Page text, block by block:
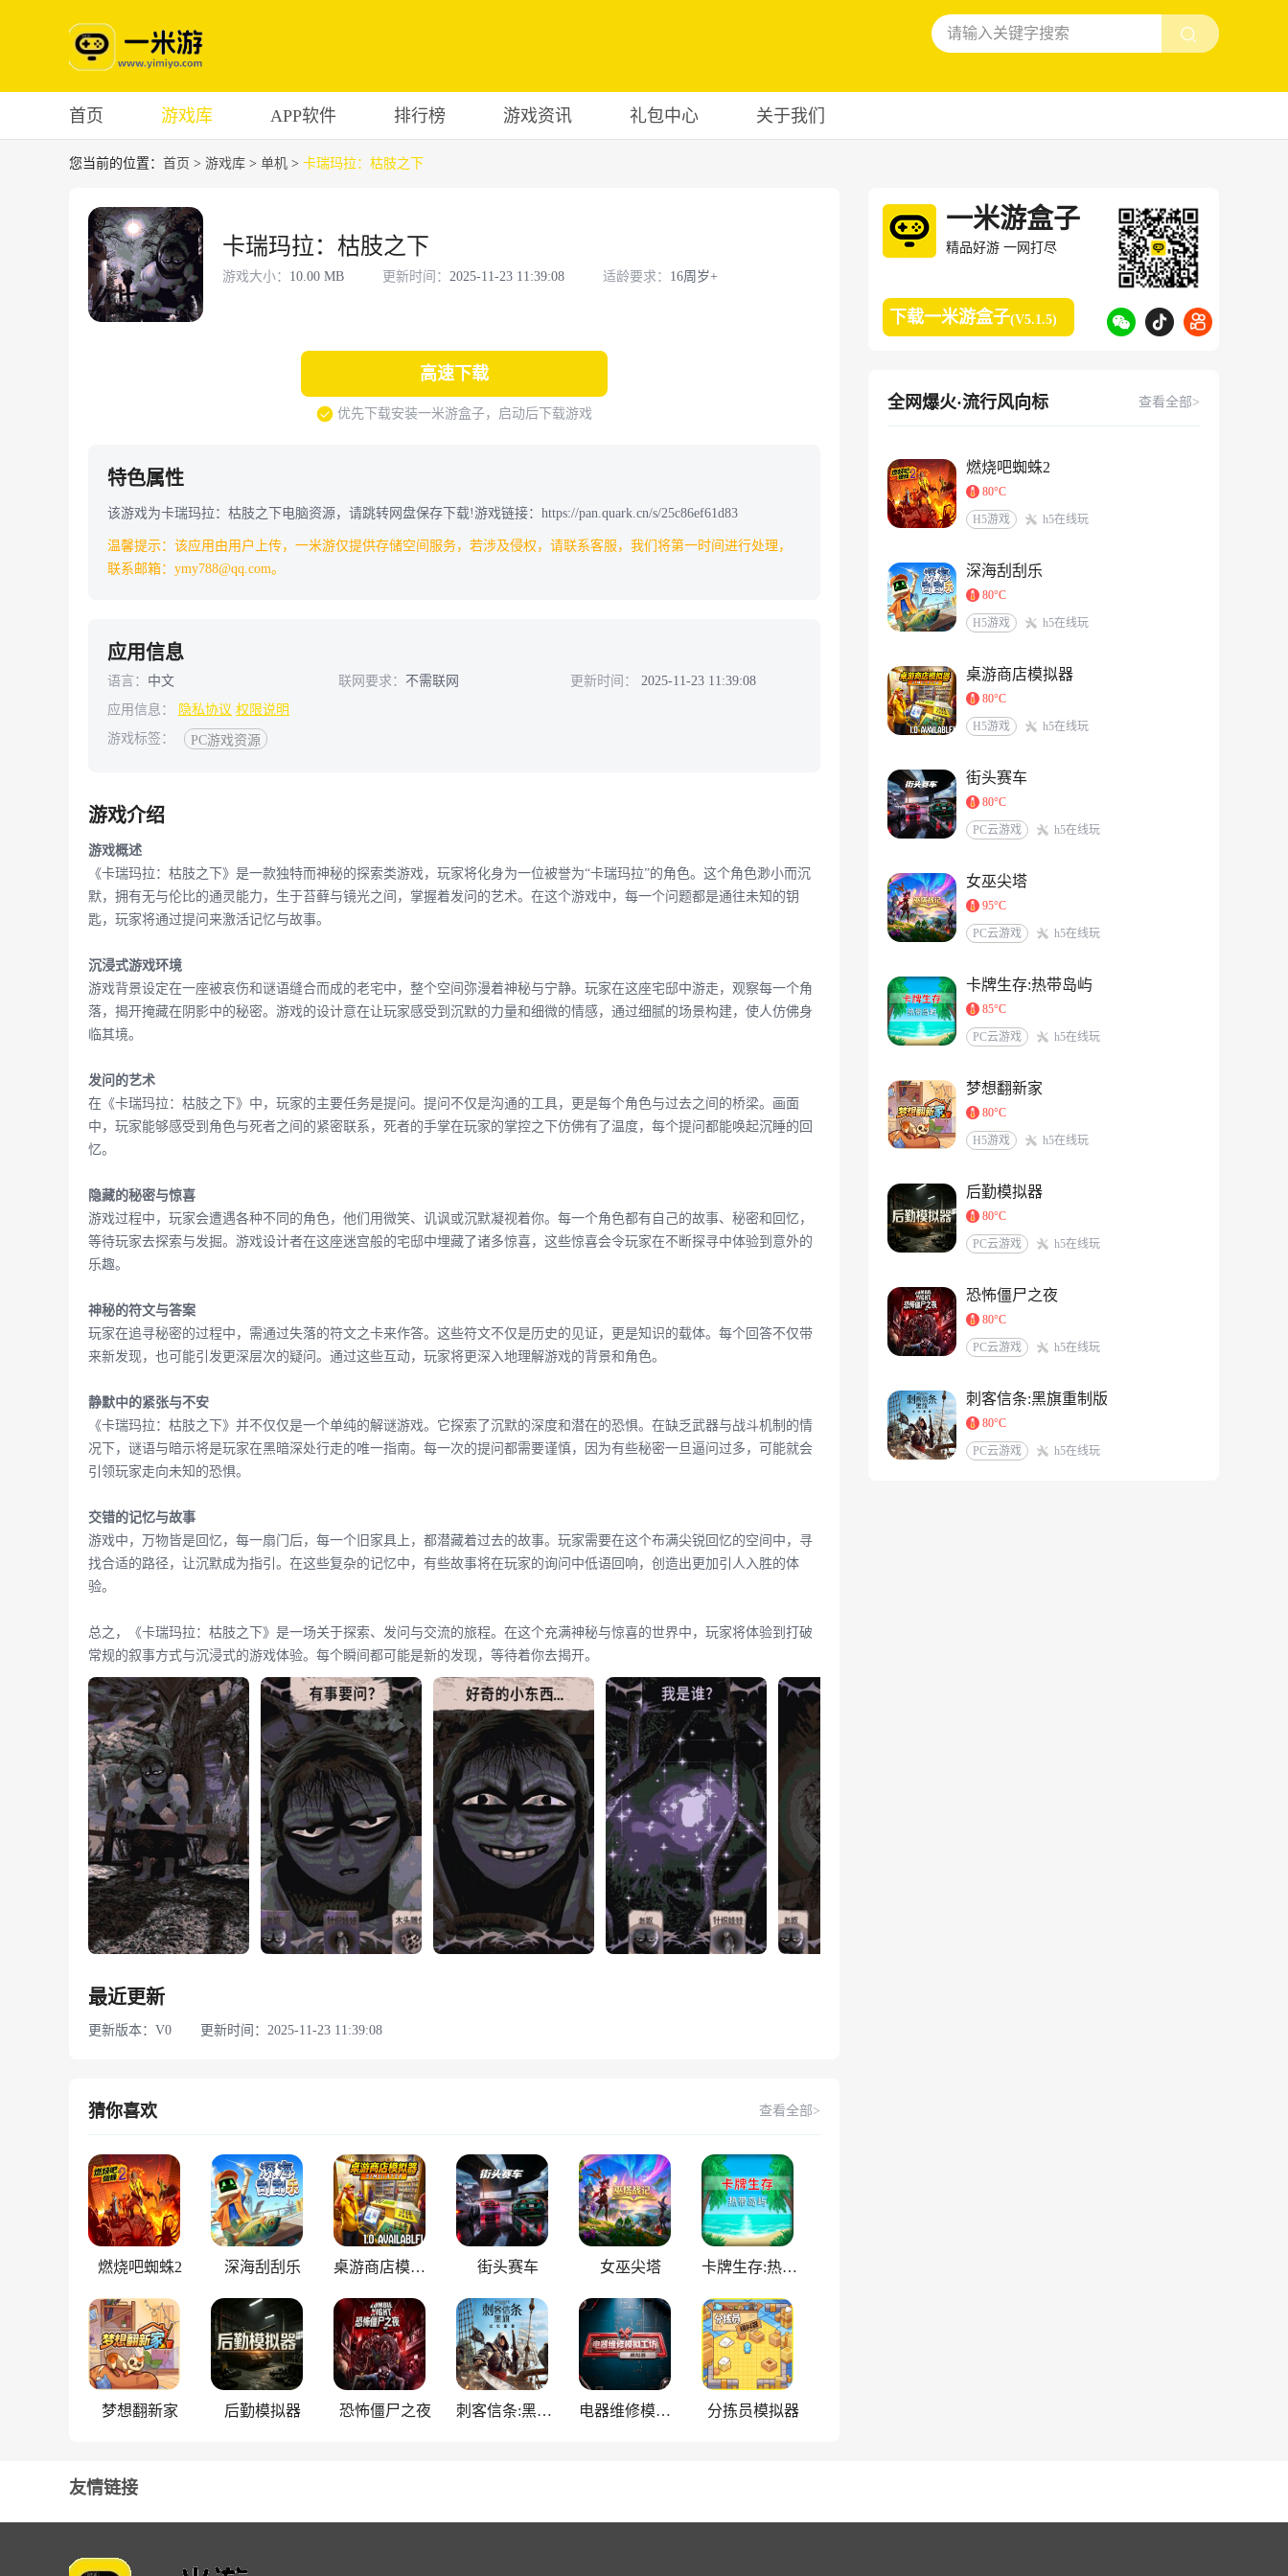
首页 游戏库 APP软件 排行榜 游戏资讯 礼包中心 关于我们
您当前的位置： 首页 > 游戏库 > 单机 > 卡瑞玛拉：枯肢之下
卡瑞玛拉：枯肢之下
游戏大小： 10.00 MB 更新时间： 2025-11-23 11:39:08 适龄要求： 16周岁+
高速下载
优先下载安装一米游盒子，启动后下载游戏
特色属性
该游戏为卡瑞玛拉：枯肢之下电脑资源，请跳转网盘保存下载!游戏链接：https://pan.quark.cn/s/25c86ef61d83
温馨提示：该应用由用户上传，一米游仅提供存储空间服务，若涉及侵权，请联系客服，我们将第一时间进行处理，
联系邮箱：ymy788@qq.com。
应用信息
语言： 中文 联网要求： 不需联网 更新时间：
2025-11-23 11:39:08
应用信息：
隐私协议 权限说明
游戏标签：
PC游戏资源
游戏介绍
游戏概述
《卡瑞玛拉：枯肢之下》是一款独特而神秘的探索类游戏，玩家将化身为一位被誉为“卡瑞玛拉”的角色。这个角色渺小而沉
默，拥有无与伦比的通灵能力，生于苔藓与镜光之间，掌握着发问的艺术。在这个游戏中，每一个问题都是通往未知的钥
匙，玩家将通过提问来激活记忆与故事。
沉浸式游戏环境
游戏背景设定在一座被哀伤和谜语缝合而成的老宅中，整个空间弥漫着神秘与宁静。玩家在这座宅邸中游走，观察每一个角
落，揭开掩藏在阴影中的秘密。游戏的设计意在让玩家感受到沉默的力量和细微的情感，通过细腻的场景构建，使人仿佛身
临其境。
发问的艺术
在《卡瑞玛拉：枯肢之下》中，玩家的主要任务是提问。提问不仅是沟通的工具，更是每个角色与过去之间的桥梁。画面
中，玩家能够感受到角色与死者之间的紧密联系，死者的手掌在玩家的掌控之下仿佛有了温度，每个提问都能唤起沉睡的回
忆。
隐藏的秘密与惊喜
游戏过程中，玩家会遭遇各种不同的角色，他们用微笑、讥讽或沉默凝视着你。每一个角色都有自己的故事、秘密和回忆，
等待玩家去探索与发掘。游戏设计者在这座迷宫般的宅邸中埋藏了诸多惊喜，这些惊喜会令玩家在不断探寻中体验到意外的
乐趣。
神秘的符文与答案
玩家在追寻秘密的过程中，需通过失落的符文之卡来作答。这些符文不仅是历史的见证，更是知识的载体。每个回答不仅带
来新发现，也可能引发更深层次的疑问。通过这些互动，玩家将更深入地理解游戏的背景和角色。
静默中的紧张与不安
《卡瑞玛拉：枯肢之下》并不仅仅是一个单纯的解谜游戏。它探索了沉默的深度和潜在的恐惧。在缺乏武器与战斗机制的情
况下，谜语与暗示将是玩家在黑暗深处行走的唯一指南。每一次的提问都需要谨慎，因为有些秘密一旦逼问过多，可能就会
引领玩家走向未知的恐惧。
交错的记忆与故事
游戏中，万物皆是回忆，每一扇门后，每一个旧家具上，都潜藏着过去的故事。玩家需要在这个布满尖锐回忆的空间中，寻
找合适的路径，让沉默成为指引。在这些复杂的记忆中，有些故事将在玩家的询问中低语回响，创造出更加引人入胜的体
验。
总之，《卡瑞玛拉：枯肢之下》是一场关于探索、发问与交流的旅程。在这个充满神秘与惊喜的世界中，玩家将体验到打破
常规的叙事方式与沉浸式的游戏体验。每个瞬间都可能是新的发现，等待着你去揭开。
最近更新
更新版本：V0 更新时间：2025-11-23 11:39:08
猜你喜欢 查看全部>
燃烧吧蜘蛛2 深海刮刮乐 桌游商店模拟器 街头赛车 女巫尖塔 卡牌生存:热带岛屿
梦想翻新家 后勤模拟器 恐怖僵尸之夜 刺客信条:黑旗重制版 电器维修模拟工坊 分拣员模拟器
一米游盒子
精品好游 一网打尽
下载一米游盒子(V5.1.5)
全网爆火·流行风向标 查看全部>
燃烧吧蜘蛛2
80°C
H5游戏 h5在线玩
深海刮刮乐
80°C
H5游戏 h5在线玩
桌游商店模拟器
80°C
H5游戏 h5在线玩
街头赛车
80°C
PC云游戏 h5在线玩
女巫尖塔
95°C
PC云游戏 h5在线玩
卡牌生存:热带岛屿
85°C
PC云游戏 h5在线玩
梦想翻新家
80°C
H5游戏 h5在线玩
后勤模拟器
80°C
PC云游戏 h5在线玩
恐怖僵尸之夜
80°C
PC云游戏 h5在线玩
刺客信条:黑旗重制版
80°C
PC云游戏 h5在线玩
友情链接